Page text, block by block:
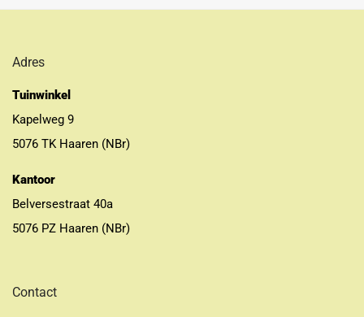
Adres
Tuinwinkel
Kapelweg 9
5076 TK Haaren (NBr)
Kantoor
Belversestraat 40a
5076 PZ Haaren (NBr)
Contact